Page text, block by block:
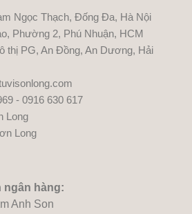
Ngọc Thạch, Đống Đa, Hà Nội
Phường 2, Phú Nhuận, HCM
thị PG, An Đồng, An Dương, Hải
- 0916 630 617
Long
Long
ngân hàng:
Anh Son